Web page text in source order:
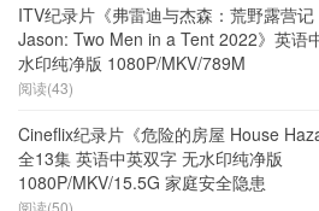
ITV纪录片《弗雷迪与杰森：荒野露营
Jason: Two Men in a Tent 2022》英语
水印纯净版 1080P/MKV/789M
阅读(43)
Cineflix纪录片《危险的房屋 House
全13集 英语中英双字 无水印纯净版
1080P/MKV/15.5G 家庭安全隐患
阅读(50)